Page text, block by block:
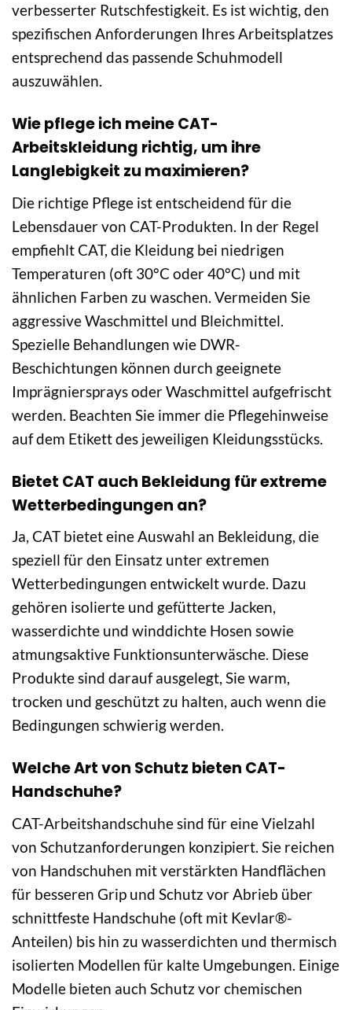
verbesserter Rutschfestigkeit. Es ist wichtig, den
spezifischen Anforderungen Ihres Arbeitsplatzes
entsprechend das passende Schuhmodell
auszuwählen.
Wie pflege ich meine CAT-
Arbeitskleidung richtig, um ihre
Langlebigkeit zu maximieren?
Die richtige Pflege ist entscheidend für die
Lebensdauer von CAT-Produkten. In der Regel
empfiehlt CAT, die Kleidung bei niedrigen
Temperaturen (oft 30°C oder 40°C) und mit
ähnlichen Farben zu waschen. Vermeiden Sie
aggressive Waschmittel und Bleichmittel.
Spezielle Behandlungen wie DWR-
Beschichtungen können durch geeignete
Imprägniersprays oder Waschmittel aufgefrischt
werden. Beachten Sie immer die Pflegehinweise
auf dem Etikett des jeweiligen Kleidungsstücks.
Bietet CAT auch Bekleidung für extreme
Wetterbedingungen an?
Ja, CAT bietet eine Auswahl an Bekleidung, die
speziell für den Einsatz unter extremen
Wetterbedingungen entwickelt wurde. Dazu
gehören isolierte und gefütterte Jacken,
wasserdichte und winddichte Hosen sowie
atmungsaktive Funktionsunterwäsche. Diese
Produkte sind darauf ausgelegt, Sie warm,
trocken und geschützt zu halten, auch wenn die
Bedingungen schwierig werden.
Welche Art von Schutz bieten CAT-
Handschuhe?
CAT-Arbeitshandschuhe sind für eine Vielzahl
von Schutzanforderungen konzipiert. Sie reichen
von Handschuhen mit verstärkten Handflächen
für besseren Grip und Schutz vor Abrieb über
schnittfeste Handschuhe (oft mit Kevlar®-
Anteilen) bis hin zu wasserdichten und thermisch
isolierten Modellen für kalte Umgebungen. Einige
Modelle bieten auch Schutz vor chemischen